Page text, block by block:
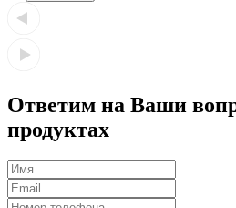
Ответим на Ваши
продуктах